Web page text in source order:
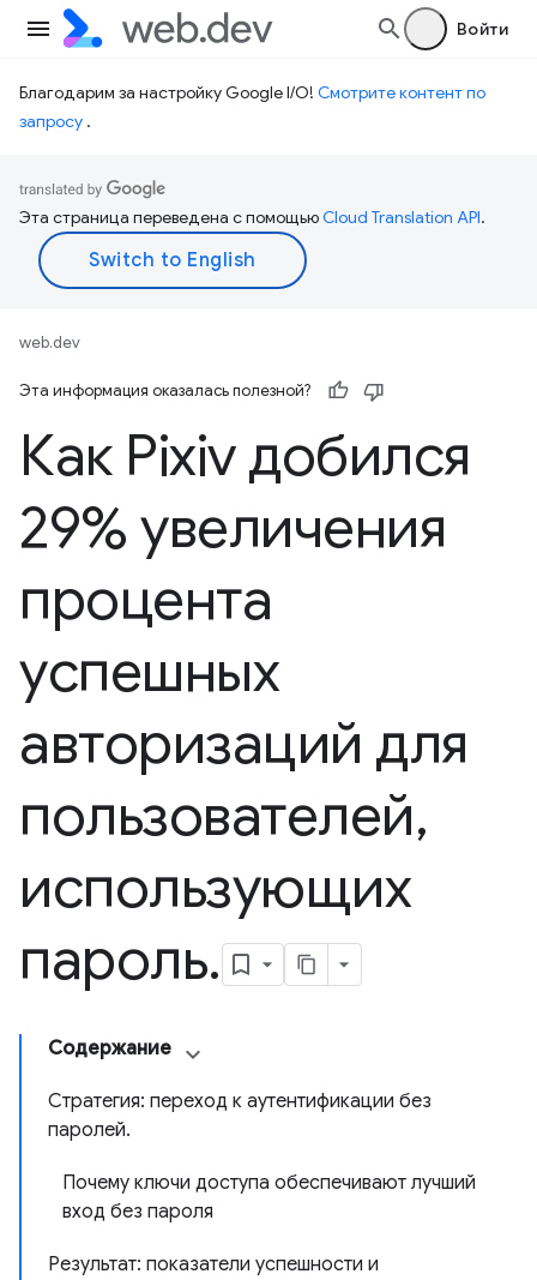
Войти
Благодарим за настройку Google I/O! Смотрите контент по
запросу .
Эта страница переведена с помощьюCloud Translation API.
web.dev
Эта информация оказалась полезной?
Как Pixiv добился
29% увеличения
процента
успешных
авторизаций для
пользователей,
использующих
пароль.
Содержание
Стратегия: переход к аутентификации без
паролей.
Почему ключи доступа обеспечивают лучший
вход без пароля
Результат: показатели успешности и